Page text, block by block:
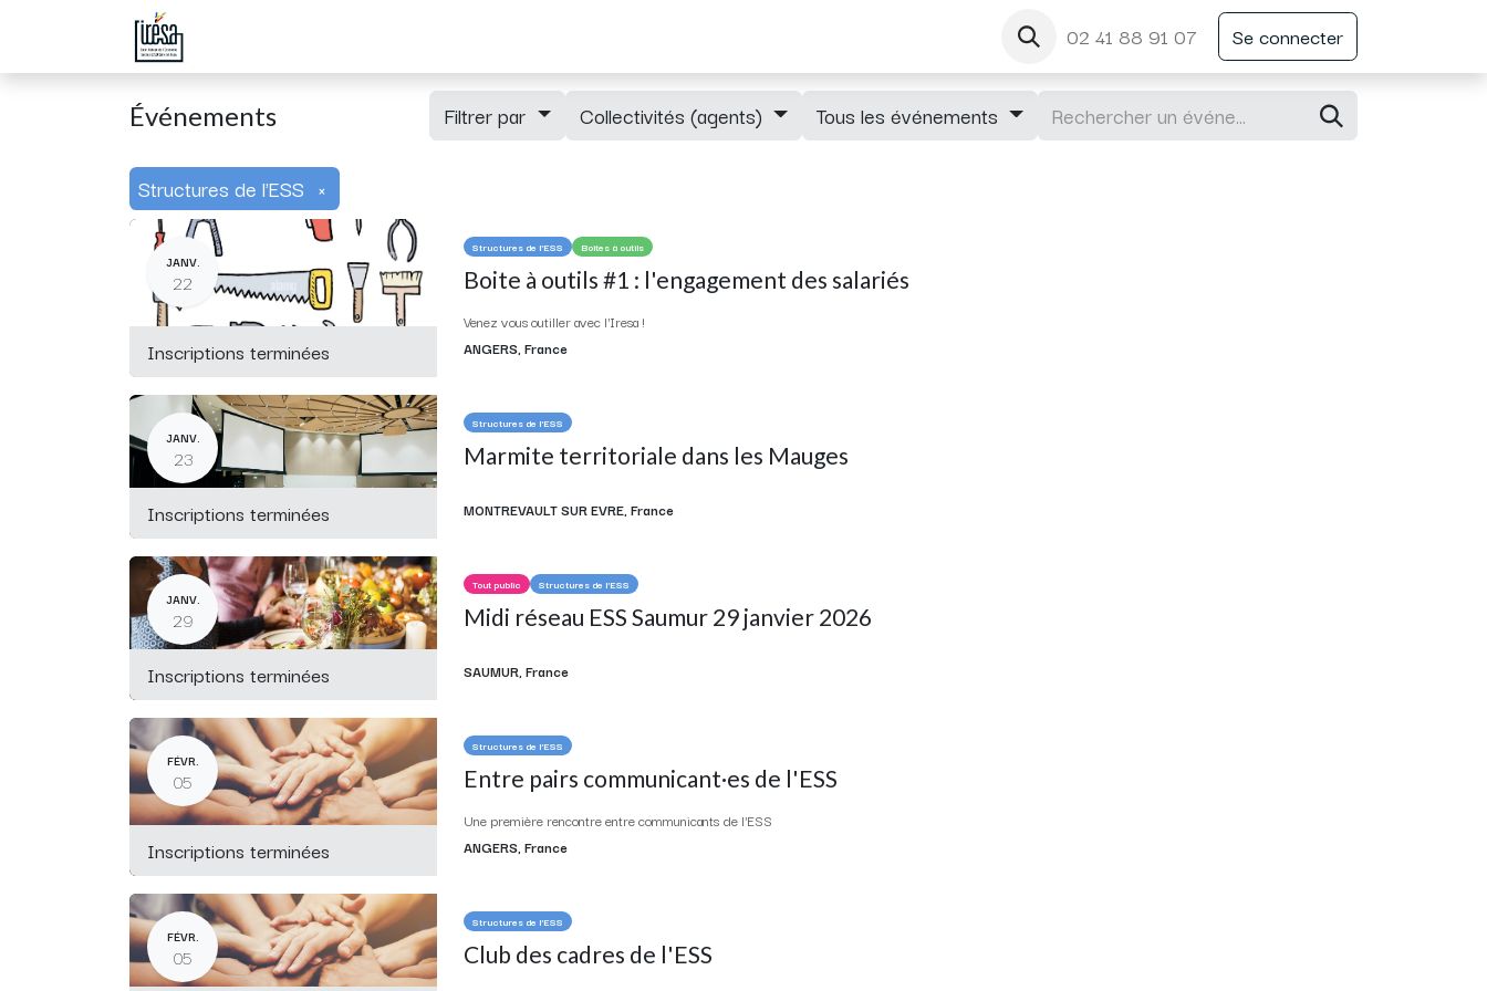
02 41 88 91 07 Se connecter
Événements Filtrer par Collectivités (agents) Tous les événements
Structures de l'ESS ×
JANV.
22
Inscriptions terminées
Structures de l'ESS Boites à outils
Boite à outils #1 : l'engagement des salariés
Venez vous outiller avec l'Iresa !
ANGERS, France
JANV.
23
Inscriptions terminées
Structures de l'ESS
Marmite territoriale dans les Mauges
MONTREVAULT SUR EVRE, France
JANV.
29
Inscriptions terminées
Tout public Structures de l'ESS
Midi réseau ESS Saumur 29 janvier 2026
SAUMUR, France
FÉVR.
05
Inscriptions terminées
Structures de l'ESS
Entre pairs communicant·es de l'ESS
Une première rencontre entre communicants de l'ESS
ANGERS, France
FÉVR.
05
Structures de l'ESS
Club des cadres de l'ESS